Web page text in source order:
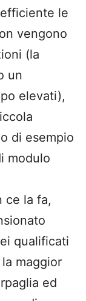
le
vengono
(la
un
elevati),
di esempio
modulo
ce la fa,
qualificati
maggior
ed